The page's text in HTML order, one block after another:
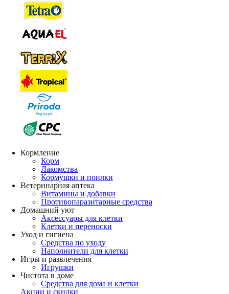
Кормление
Корм
Лакомства
Кормушки и поилки
Ветеринарная аптека
Витамины и добавки
Противопаразитарные средства
Домашний уют
Аксессуары для клетки
Клетки и переноски
Уход и гигиена
Средства по уходу
Наполнители для клетки
Игры и развлечения
Игрушки
Чистота в доме
Средства для дома и клетки
Акции и скидки